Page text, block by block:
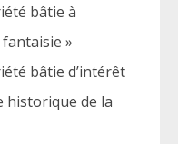
bâtie à
»
bâtie d’intérêt
historique de la